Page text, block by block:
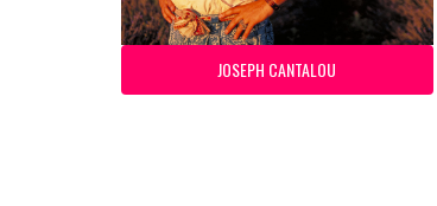
JOSEPH CANTALOU